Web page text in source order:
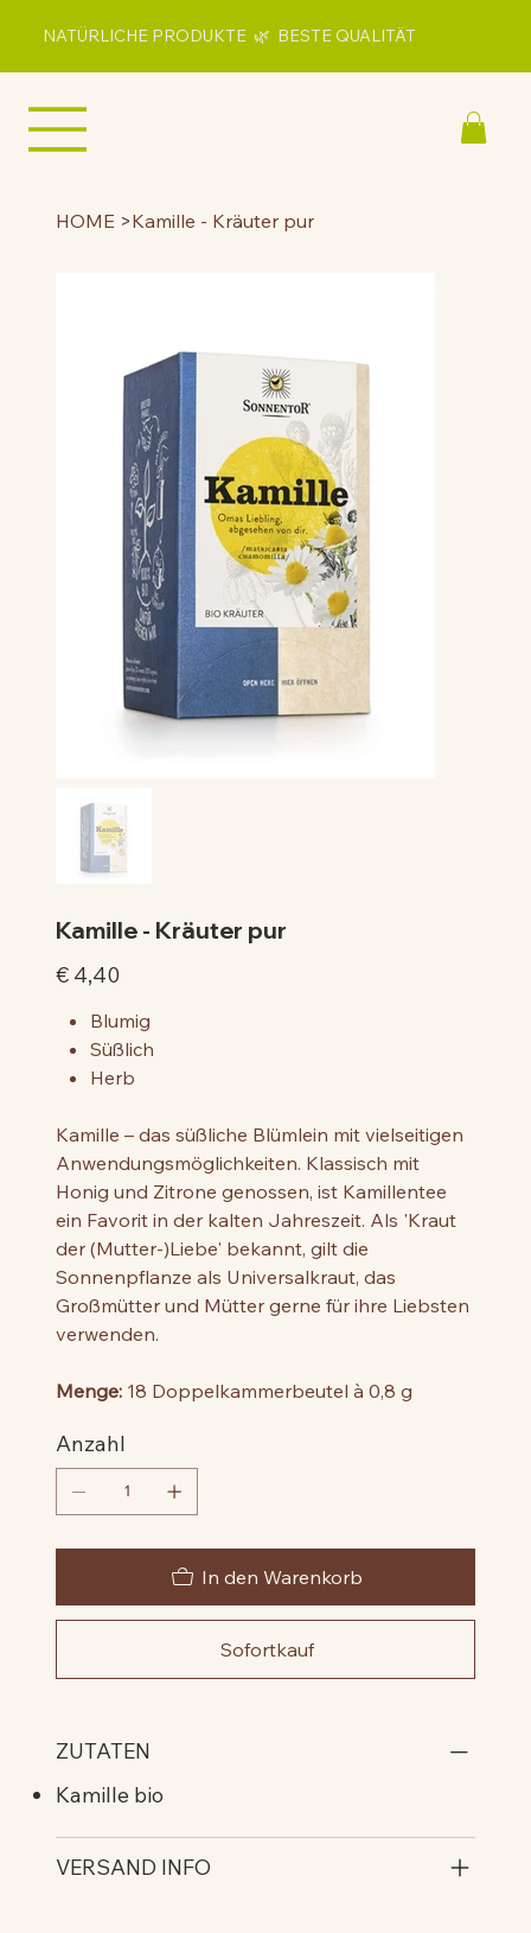
NATÜRLICHE PRODUKTE 🌿 BESTE QUALITÄT
HOME >Kamille - Kräuter pur
Kamille - Kräuter pur
Preis
€ 4,40
Blumig
Süßlich
Herb
Kamille – das süßliche Blümlein mit vielseitigen
Anwendungsmöglichkeiten. Klassisch mit
Honig und Zitrone genossen, ist Kamillentee
ein Favorit in der kalten Jahreszeit. Als 'Kraut
der (Mutter-)Liebe' bekannt, gilt die
Sonnenpflanze als Universalkraut, das
Großmütter und Mütter gerne für ihre Liebsten
verwenden.
Menge: 18 Doppelkammerbeutel à 0,8 g
Anzahl
In den Warenkorb
Sofortkauf
ZUTATEN
Kamille bio
VERSAND INFO